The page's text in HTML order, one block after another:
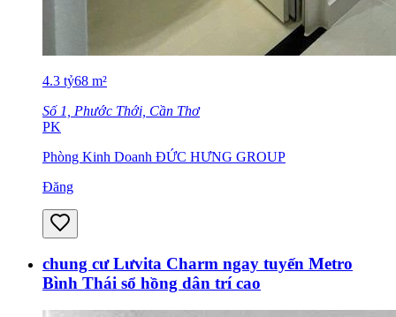
4.3 tỷ68 m²
Số 1, Phước Thới, Cần Thơ
PK
Phòng Kinh Doanh ĐỨC HƯNG GROUP
Đăng
chung cư Lưvita Charm ngay tuyến Metro
Bình Thái sổ hồng dân trí cao